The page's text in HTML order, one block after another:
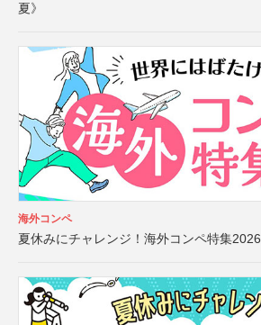
夏》
海外コンペ
夏休みにチャレンジ！海外コンペ特集2026